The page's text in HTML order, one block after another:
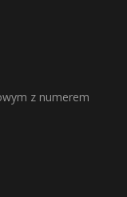
z numerem